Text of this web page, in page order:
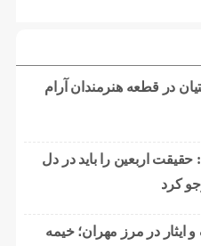
در قطعه هنرمندان آرام
اربعین را باید در دل
کرد
ایثار در مرز مهران؛ خیمه